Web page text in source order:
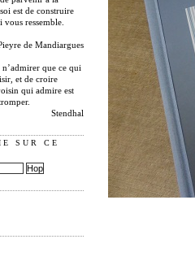
est de construire
ressemble.
de Mandiargues
n’admirer que ce qui
et de croire
qui admire est
Stendhal
SUR CE